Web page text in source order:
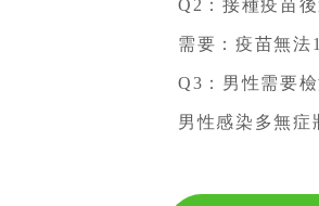
Q2：接種疫苗
需要：疫苗無法
Q3：男性需要
男性感染多無症